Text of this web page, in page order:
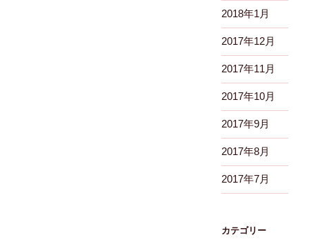
2018年1月
2017年12月
2017年11月
2017年10月
2017年9月
2017年8月
2017年7月
カテゴリー